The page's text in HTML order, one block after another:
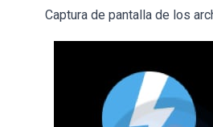
Captura de pantalla de los